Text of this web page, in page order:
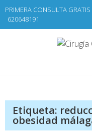
Skip
content
PRIMERA CONSULTA
620648191
Etiqueta:
obesidad